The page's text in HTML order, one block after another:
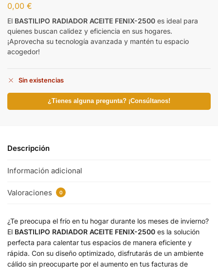
0,00 €
El BASTILIPO RADIADOR ACEITE FENIX-2500 es ideal para
quienes buscan calidez y eficiencia en sus hogares.
¡Aprovecha su tecnología avanzada y mantén tu espacio
acogedor!
Sin existencias
¿Tienes alguna pregunta? ¡Consúltanos!
Descripción
Información adicional
Valoraciones 0
¿Te preocupa el frío en tu hogar durante los meses de invierno?
El BASTILIPO RADIADOR ACEITE FENIX-2500 es la solución
perfecta para calentar tus espacios de manera eficiente y
rápida. Con su diseño optimizado, disfrutarás de un ambiente
cálido sin preocuparte por el aumento en tus facturas de